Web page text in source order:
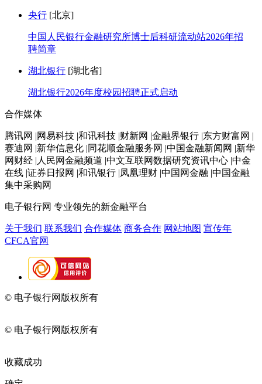
央行 [北京]
中国人民银行金融研究所博士后科研流动站2026年招
聘简章
湖北银行 [湖北省]
湖北银行2026年度校园招聘正式启动
合作媒体
腾讯网 |网易科技 |和讯科技 |财新网 |金融界银行 |东方财富网 |
赛迪网 |新华信息化 |同花顺金融服务网 |中国金融新闻网 |新华
网财经 |人民网金融频道 |中文互联网数据研究资讯中心 |中金
在线 |证券日报网 |和讯银行 |凤凰理财 |中国网金融 |中国金融
集中采购网
电子银行网 专业领先的新金融平台
关于我们 联系我们 合作媒体 商务合作 网站地图 宣传年
CFCA官网
© 电子银行网版权所有
© 电子银行网版权所有
收藏成功